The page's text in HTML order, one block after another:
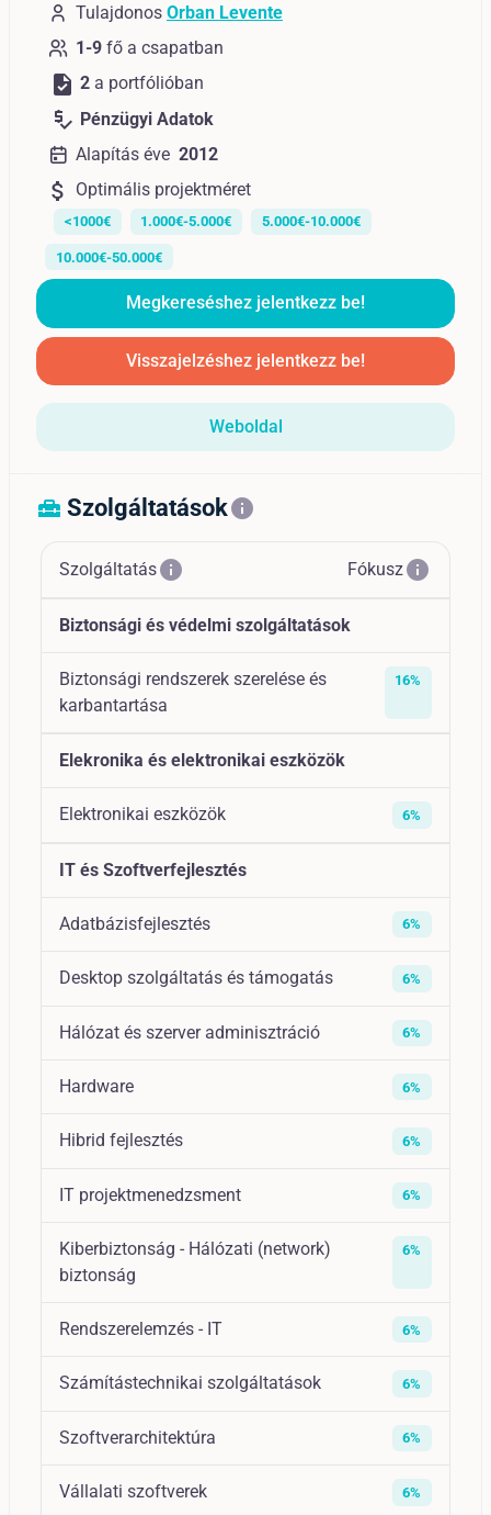
Tulajdonos Orban Levente
1-9 fő a csapatban
task 2 a portfólióban
price_check Pénzügyi Adatok
Alapítás éve 2012
attach_money Optimális projektméret
<1000€ 1.000€-5.000€ 5.000€-10.000€
10.000€-50.000€
Megkereséshez jelentkezz be!
Visszajelzéshez jelentkezz be!
Weboldal
home_repair_service Szolgáltatásokinfo
Szolgáltatásinfo Fókuszinfo
Biztonsági és védelmi szolgáltatások
Biztonsági rendszerek szerelése és
karbantartása
16%
Elekronika és elektronikai eszközök
Elektronikai eszközök 6%
IT és Szoftverfejlesztés
Adatbázisfejlesztés 6%
Desktop szolgáltatás és támogatás 6%
Hálózat és szerver adminisztráció 6%
Hardware 6%
Hibrid fejlesztés 6%
IT projektmenedzsment 6%
Kiberbiztonság - Hálózati (network)
biztonság
6%
Rendszerelemzés - IT 6%
Számítástechnikai szolgáltatások 6%
Szoftverarchitektúra 6%
Vállalati szoftverek 6%